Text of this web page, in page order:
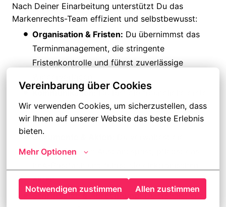
Vereinbarung über Cookies
Wir verwenden Cookies, um sicherzustellen, dass
wir Ihnen auf unserer Website das beste Erlebnis
bieten.
Mehr Optionen
Notwendigen zustimmen Allen zustimmen
Nach Deiner Einarbeitung unterstützt Du das
Markenrechts-Team effizient und selbstbewusst:
Organisation & Fristen: Du übernimmst das
Terminmanagement, die stringente
Fristenkontrolle und führst zuverlässige
Kommunikation:Du bist die freundliche erste
Anlaufstelle für Mandanten, Gerichte und
Gegenseiten (telefonisch und schriftlich).
Dokumente & Akten:
digitale Ein- und Ausgangspost, pflegst das
Akten.
Schriftsätze & Abrechnung:Du erstellst und